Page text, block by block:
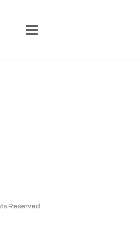
Reserved.